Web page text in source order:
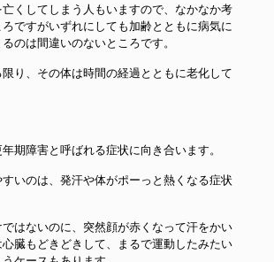
くしてしまう人もいますので、なかなか考
ですがいずれにしても加齢とともに病気に
のは間違いのないところです。
り、その体は時間の経過とともに老化して
期障害と呼ばれる症状に向き合います。
いのは、発汗や体がポーっと熱くなる症状
はないのに、突然顔が赤くなって汗をかい
臓もどきどきして、まるで運動したみたい